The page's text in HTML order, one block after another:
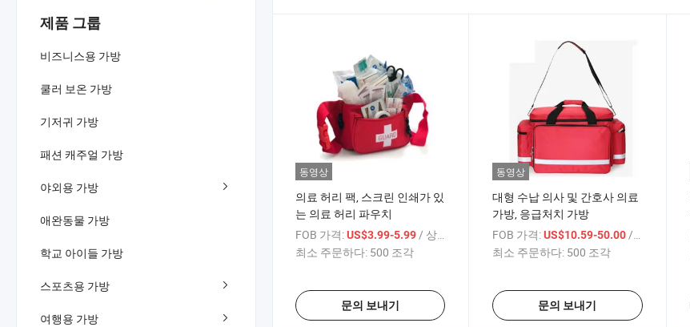
제품 그룹
비즈니스용 가방
쿨러 보온 가방
기저귀 가방
패션 캐주얼 가방
야외용 가방
애완동물 가방
학교 아이들 가방
스포츠용 가방
여행용 가방
동영상
의료 허리 팩, 스크린 인쇄가 있
는 의료 허리 파우치
FOB 가격:US$3.99-5.99/ 상품
최소 주문하다: 500 조각
문의 보내기
동영상
대형 수납 의사 및 간호사 의료
가방, 응급처치 가방
FOB 가격: US$10.59-50.00/ 상품
최소 주문하다: 500 조각
문의 보내기